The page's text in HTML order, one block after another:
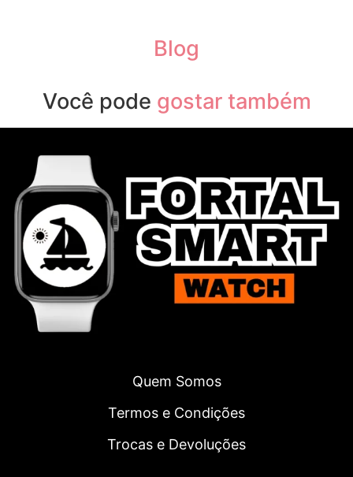
Blog
Você pode gostar também
Quem Somos
Termos e Condições
Trocas e Devoluções